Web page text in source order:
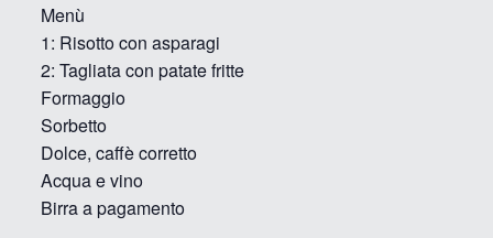
Menù
1: Risotto con asparagi
2: Tagliata con patate fritte
Formaggio
Sorbetto
Dolce, caffè corretto
Acqua e vino
Birra a pagamento